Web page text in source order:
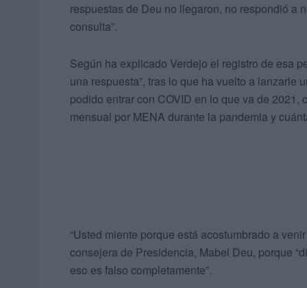
respuestas de Deu no llegaron, no respondió a
consulta”.
Según ha explicado Verdejo el registro de esa
una respuesta”, tras lo que ha vuelto a lanzarle
podido entrar con COVID en lo que va de
mensual por MENA durante la pandemia y
“Usted miente porque está acostumbrado a
consejera de Presidencia, Mabel Deu, porque
eso es falso completamente”.